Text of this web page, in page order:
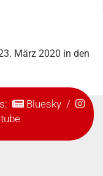
März 2020 in den
Bluesky/